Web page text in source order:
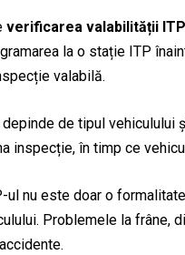
verificarea valabilității ITP
la o stație ITP
valabilă.
de tipul
inspecție, în timp ce
ul nu este doar o
Problemele la frâne,